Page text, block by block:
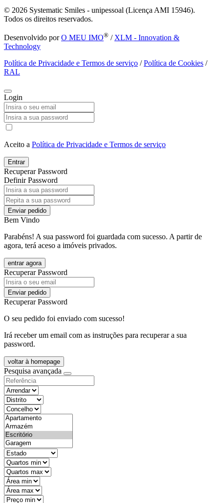
© 2026 Systematic Smiles - unipessoal (Licença AMI 15946).
Todos os direitos reservados.
Desenvolvido porO MEU IMO® / XLM - Innovation &
Technology
Política de Privacidade e Termos de serviço /Política de Cookies /
RAL
Login
Aceito a Política de Privacidade e Termos de serviço
Entrar
Recuperar Password
Definir Password
Enviar pedido
Bem Vindo
Parabéns! A sua password foi guardada com sucesso. A partir de
agora, terá aceso a imóveis privados.
entrar agora
Recuperar Password
Enviar pedido
Recuperar Password
O seu pedido foi enviado com sucesso!
Irá receber um email com as instruções para recuperar a sua
password.
voltar à homepage
Pesquisa avançada
objective
districtId
countyId
types
state
mintypo
maxtypo
minarea
maxarea
minprice